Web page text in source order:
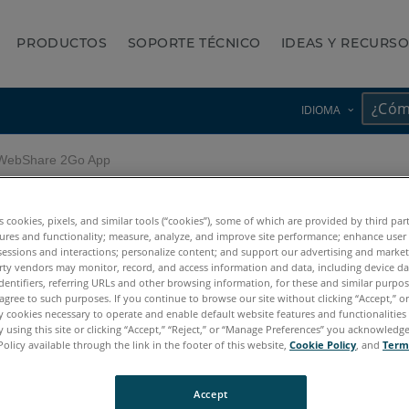
PRODUCTOS SOPORTE TÉCNICO IDEAS Y
IDIOMA
2Go App
Legacy-WebShare 2Go
hosting de FARO® basada en la nube que permite compartir
cookies, pixels, and similar tools (“cookies”), some of which are provided by third
and functionality; measure, analyze, and improve site performance; enhance user
and interactions; personalize content; and support our advertising and
vendors may monitor, record, and access information and data, including device
referring URLs and other browsing information, for these and similar
to such purposes. If you continue to browse our site without clicking “Accept,”
cookies necessary to operate and enable default website features and
using this site or clicking “Accept,” “Reject,” or “Manage Preferences” you
available through the link in the footer of this website, Cookie Policy, and
Accept